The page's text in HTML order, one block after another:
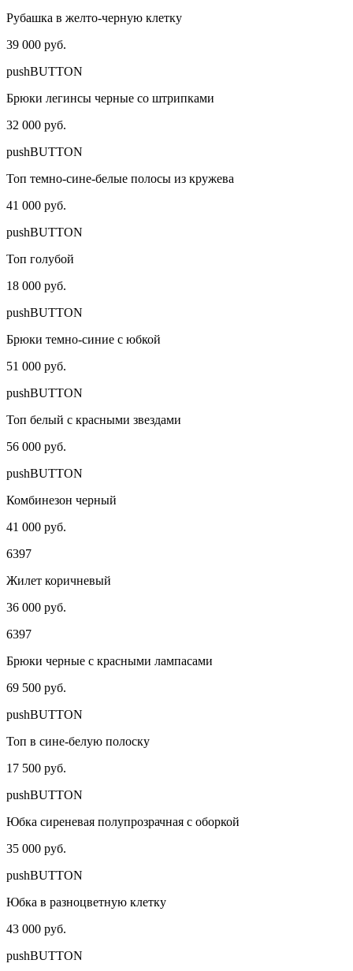
Рубашка в желто-черную клетку
39 000 руб.
pushBUTTON
Брюки легинсы черные со штрипками
32 000 руб.
pushBUTTON
Топ темно-сине-белые полосы из кружева
41 000 руб.
pushBUTTON
Топ голубой
18 000 руб.
pushBUTTON
Брюки темно-синие с юбкой
51 000 руб.
pushBUTTON
Топ белый с красными звездами
56 000 руб.
pushBUTTON
Комбинезон черный
41 000 руб.
6397
Жилет коричневый
36 000 руб.
6397
Брюки черные с красными лампасами
69 500 руб.
pushBUTTON
Топ в сине-белую полоску
17 500 руб.
pushBUTTON
Юбка сиреневая полупрозрачная с оборкой
35 000 руб.
pushBUTTON
Юбка в разноцветную клетку
43 000 руб.
pushBUTTON